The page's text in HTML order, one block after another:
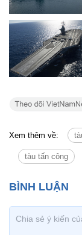
Xem thêm về:
tàu tấn công